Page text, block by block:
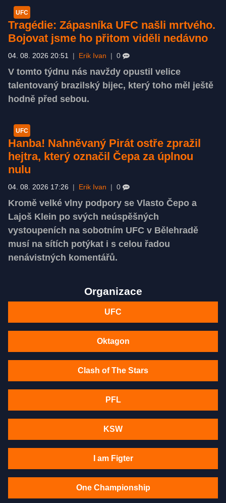
UFC
Tragédie: Zápasníka UFC našli mrtvého.
Bojovat jsme ho přitom viděli nedávno
04. 08. 2026 20:51 Erik Ivan 0
V tomto týdnu nás navždy opustil velice
talentovaný brazilský bijec, který toho měl ještě
hodně před sebou.
UFC
Hanba! Nahněvaný Pirát ostře zpražil
hejtra, který označil Čepa za úplnou
nulu
04. 08. 2026 17:26 Erik Ivan 0
Kromě velké vlny podpory se Vlasto Čepo a
Lajoš Klein po svých neúspěšných
vystoupeních na sobotním UFC v Bělehradě
musí na sítích potýkat i s celou řadou
nenávistných komentářů.
Organizace
UFC
Oktagon
Clash of The Stars
PFL
KSW
I am Figter
One Championship